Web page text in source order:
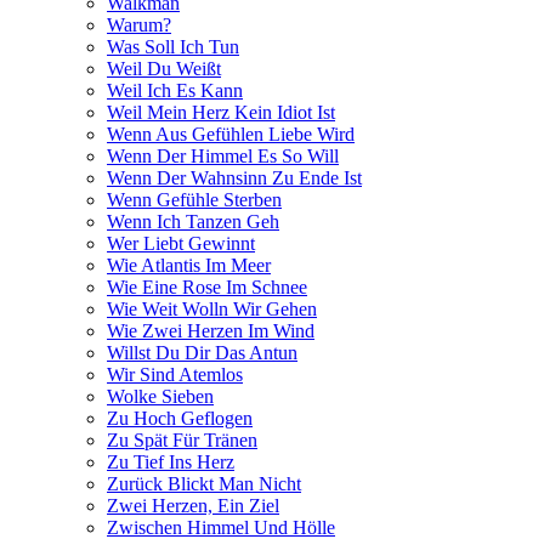
Warum?
Was Soll Ich Tun
Weil Du Weißt
Weil Ich Es Kann
Weil Mein Herz Kein Idiot Ist
Wenn Aus Gefühlen Liebe Wird
Wenn Der Himmel Es So Will
Wenn Der Wahnsinn Zu Ende Ist
Wenn Gefühle Sterben
Wenn Ich Tanzen Geh
Wer Liebt Gewinnt
Wie Atlantis Im Meer
Wie Eine Rose Im Schnee
Wie Weit Wolln Wir Gehen
Wie Zwei Herzen Im Wind
Willst Du Dir Das Antun
Wir Sind Atemlos
Wolke Sieben
Zu Hoch Geflogen
Zu Spät Für Tränen
Zu Tief Ins Herz
Zurück Blickt Man Nicht
Zwei Herzen, Ein Ziel
Zwischen Himmel Und Hölle